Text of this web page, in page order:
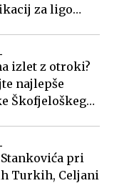
za ligo
izlet z otroki?
najlepše
Škofjeloškega
pri
Turkih, Celjani